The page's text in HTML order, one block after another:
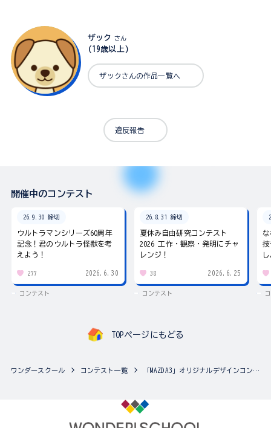
ザック さん
(19歳以上)
ザックさんの作品一覧へ
違反報告
開催中のコンテスト
26.9.30 締切
ウルトラマンシリーズ60周年
記念！君のウルトラ怪獣を考
えよう！
277 2026.6.30
コンテスト
26.8.31 締切
夏休み自由研究コンテスト
2026 工作・観察・発明にチャ
レンジ！
38 2026.6.25
コンテスト
な
技
TOPページにもどる
ワンダースクール コンテスト一覧 「MAZDA3」オリジナルデザインコンテスト